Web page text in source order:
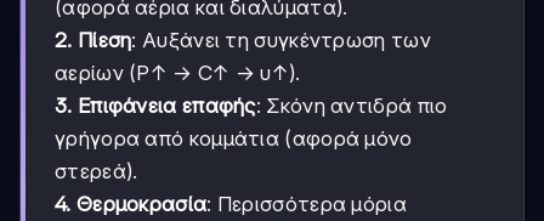
(αφορά αέρια και διαλύματα).
2. Πίεση: Αυξάνει τη συγκέντρωση των
αερίων (P↑ → C↑ → υ↑).
3. Επιφάνεια επαφής: Σκόνη αντιδρά πιο
γρήγορα από κομμάτια (αφορά μόνο
στερεά).
4. Θερμοκρασία: Περισσότερα μόρια